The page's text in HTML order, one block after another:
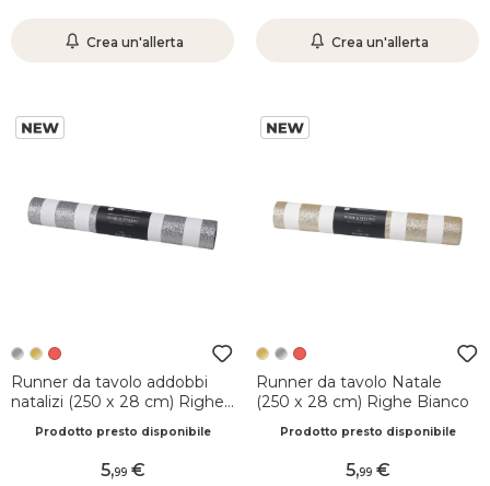
Crea un'allerta Crea un'allerta
Runner da tavolo addobbi
natalizi (250 x 28 cm) Righe
Prodotto presto disponibile
5,99
Runner da tavolo Natale
(250 x 28 cm) Righe Bianco
Prodotto presto disponibile
5,99